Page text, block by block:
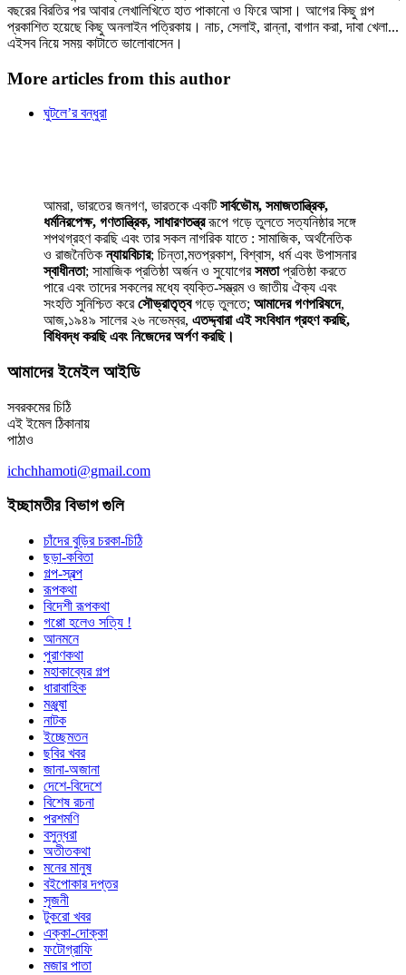
বছরের বিরতির পর আবার লেখালিখিতে হাত পাকানো ও ফিরে আসা। আগের কিছু গল্প
প্রকাশিত হয়েছে কিছু অনলাইন পত্রিকায়। নাচ, সেলাই, রান্না, বাগান করা, দাবা খেলা...
এইসব নিয়ে সময় কাটাতে ভালোবাসেন।
More articles from this author
ঘুটলে’র বন্ধুরা
আমরা, ভারতের জনগণ, ভারতকে একটিসার্বভৌম, সমাজতান্ত্রিক,
ধর্মনিরপেক্ষ, গণতান্ত্রিক, সাধারণতন্ত্ররূপে গড়ে তুলতে সত্যনিষ্ঠার সঙ্গে
শপথগ্রহণ করছি এবং তার সকল নাগরিক যাতে : সামাজিক, অর্থনৈতিক
ও রাজনৈতিকন্যায়বিচার; চিন্তা,মতপ্রকাশ, বিশ্বাস, ধর্ম এবং উপাসনার
স্বাধীনতা; সামাজিক প্রতিষ্ঠা অর্জন ও সুযোগেরসমতাপ্রতিষ্ঠা করতে
পারে এবং তাদের সকলের মধ্যে ব্যক্তি-সম্ভ্রম ও জাতীয় ঐক্য এবং
সংহতি সুনিশ্চিত করেসৌভ্রাতৃত্বগড়ে তুলতে; আমাদের গণপরিষদে,
আজ,১৯৪৯ সালের ২৬ নভেম্বর, এতদ্দ্বারা এই সংবিধান গ্রহণ করছি,
বিধিবদ্ধ করছি এবং নিজেদের অর্পণ করছি।
আমাদের ইমেইল আইডি
সবরকমের চিঠি
এই ইমেল ঠিকানায়
পাঠাও
ichchhamoti@gmail.com
ইচ্ছামতীর বিভাগ গুলি
চাঁদের বুড়ির চরকা-চিঠি
ছড়া-কবিতা
গল্প-স্বল্প
রূপকথা
বিদেশী রূপকথা
গপ্পো হলেও সত্যি !
আনমনে
পুরাণকথা
মহাকাব্যের গল্প
ধারাবাহিক
মঞ্জুষা
নাটক
ইচ্ছেমতন
ছবির খবর
জানা-অজানা
দেশে-বিদেশে
বিশেষ রচনা
পরশমণি
বসুন্ধরা
অতীতকথা
মনের মানুষ
বইপোকার দপ্তর
সৃজনী
টুকরো খবর
এক্কা-দোক্কা
ফটোগ্রাফি
মজার পাতা